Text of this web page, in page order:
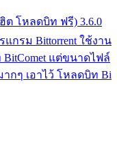
ต โหลดบิท ฟรี) 3.6.0
กรม Bittorrent ใช้งาน
แต่ขนาดไฟล์
กๆ เอาไว้ โหลดบิท Bi